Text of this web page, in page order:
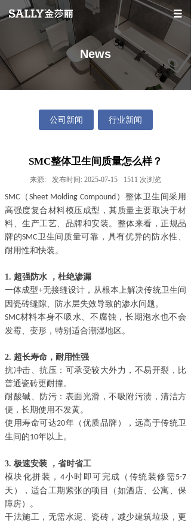
News
公司新闻 行业新闻
SMC整体卫生间质量怎么样？
来源: 发布时间: 2025-07-15 1511 次浏览
SMC （ Sheet Molding Compound ）整体卫生间采用
高强度复合材料模压成型，其质量主要取决于材
料、生产工艺、品牌和安装。整体来看，正规品
牌的SMC卫生间质量可靠，具有优异的防水性、
耐用性和快装。
1. 超强防水
，杜绝渗漏
一体成型+无接缝设计，从根本上解决传统卫生间
因瓷砖缝隙、防水层失效导致的渗水问题。
SMC材料本身不吸水、不腐蚀，长期泡水也不会
发霉、变形，特别适合潮湿地区。
2. 超长寿命，耐用性强
抗冲击、抗压：可承受较大外力，不易开裂，比
普通瓷砖更耐撞。
耐酸碱、防污：表面光滑，不吸附污渍，清洁方
便，长期使用不发黄。
使用寿命可达20年（优质品牌），远高于传统卫
生间的10年以上。
3. 极速安装
，省时省工
模块化拼装， 4小时即可完成（传统装修需5-7
天），适合工期紧张的项目（如酒店、公寓、保
障房）。
干法施工，无需水泥、瓷砖，减少建筑垃圾，更